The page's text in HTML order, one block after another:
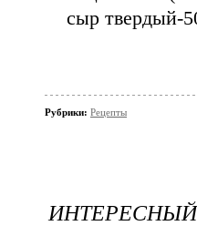
сыр твердый-
Рубрики: Рецепты